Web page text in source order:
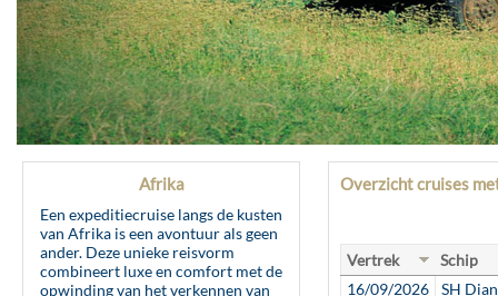
Afrika
Een expeditiecruise langs de kusten
van Afrika is een avontuur als geen
ander. Deze unieke reisvorm
combineert luxe en comfort met de
opwinding van het verkennen van
Overzicht cruises
Vertrek
Schip
16/09/2026
SH